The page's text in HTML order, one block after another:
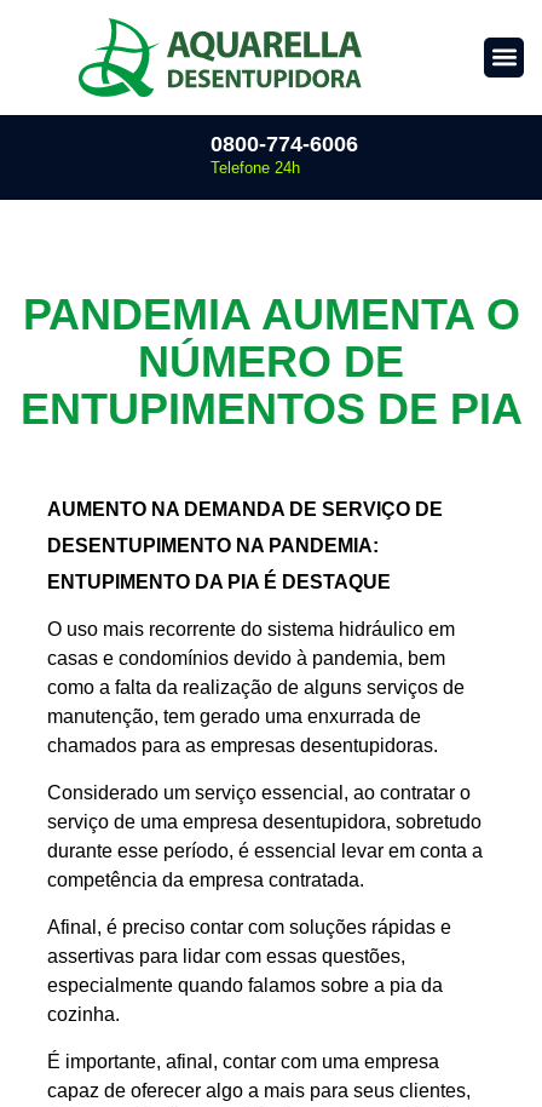
0800-774-6006
Telefone 24h
PANDEMIA AUMENTA O
NÚMERO DE
ENTUPIMENTOS DE PIA
AUMENTO NA DEMANDA DE SERVIÇO DE
DESENTUPIMENTO NA PANDEMIA:
ENTUPIMENTO DA PIA É DESTAQUE
O uso mais recorrente do sistema hidráulico em
casas e condomínios devido à pandemia, bem
como a falta da realização de alguns serviços de
manutenção, tem gerado uma enxurrada de
chamados para as empresas desentupidoras.
Considerado um serviço essencial, ao contratar o
serviço de uma empresa desentupidora, sobretudo
durante esse período, é essencial levar em conta a
competência da empresa contratada.
Afinal, é preciso contar com soluções rápidas e
assertivas para lidar com essas questões,
especialmente quando falamos sobre a pia da
cozinha.
É importante, afinal, contar com uma empresa
capaz de oferecer algo a mais para seus clientes,